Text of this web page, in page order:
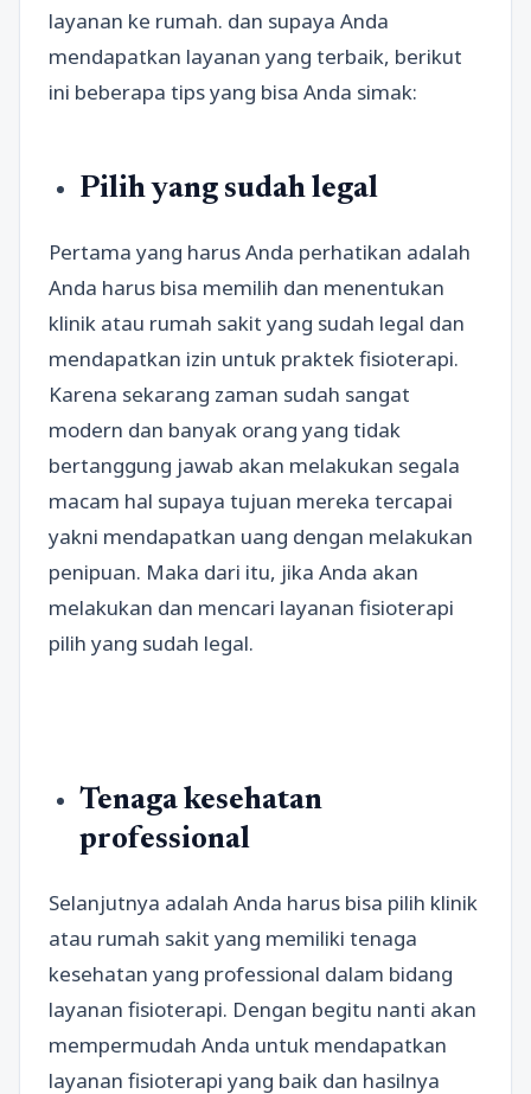
layanan ke rumah. dan supaya Anda
mendapatkan layanan yang terbaik, berikut
ini beberapa tips yang bisa Anda simak:
Pilih yang sudah legal
Pertama yang harus Anda perhatikan adalah
Anda harus bisa memilih dan menentukan
klinik atau rumah sakit yang sudah legal dan
mendapatkan izin untuk praktek fisioterapi.
Karena sekarang zaman sudah sangat
modern dan banyak orang yang tidak
bertanggung jawab akan melakukan segala
macam hal supaya tujuan mereka tercapai
yakni mendapatkan uang dengan melakukan
penipuan. Maka dari itu, jika Anda akan
melakukan dan mencari layanan fisioterapi
pilih yang sudah legal.
Tenaga kesehatan
professional
Selanjutnya adalah Anda harus bisa pilih klinik
atau rumah sakit yang memiliki tenaga
kesehatan yang professional dalam bidang
layanan fisioterapi. Dengan begitu nanti akan
mempermudah Anda untuk mendapatkan
layanan fisioterapi yang baik dan hasilnya